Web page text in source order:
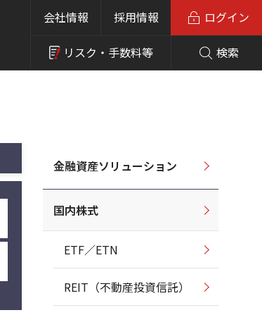
会社情報 採用情報
リスク・ 手数料等 検索
ログイン
金融資産ソリューション
国内株式
ETF／ETN
REIT（不動産投資信託）